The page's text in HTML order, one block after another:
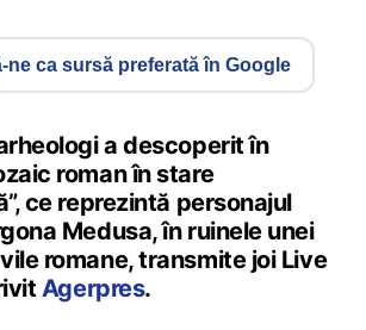
ne ca sursă preferată în Google
a descoperit în
roman în stare
ce reprezintă personajul
Medusa, în ruinele unei
romane, transmite joi Live
Agerpres.